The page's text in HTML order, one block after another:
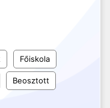
Főiskola
Beosztott